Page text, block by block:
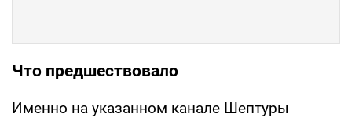
Что предшествовало
Именно на указанном канале Шептуры